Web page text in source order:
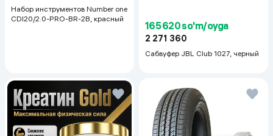
Набор инструментов Number one
CDI20/2.0-PRO-BR-2B, красный
165 620 so'm/oyga
2 271 360
Сабвуфер JBL Club 1027, черный